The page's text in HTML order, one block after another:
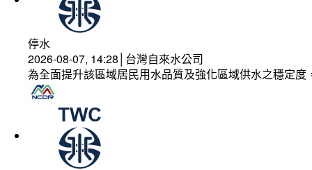
停水
2026-08-07, 14:28│台灣自來水公司
為全面提升該區域居民用水品質及強化區域供水之穩定